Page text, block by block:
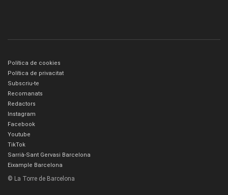
Política de cookies
Política de privacitat
Subscriu-te
Recomanats
Redactors
Instagram
Facebook
Youtube
TikTok
Sarrià-Sant Gervasi Barcelona
Eixample Barcelona
© La Torre de Barcelona